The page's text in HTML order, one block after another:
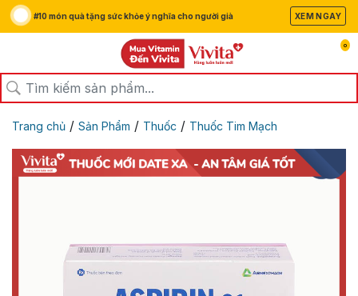
#10 món quà tặng sức khỏe ý nghĩa cho người già XEM NGAY
0
Trang chủ / Sản Phẩm / Thuốc / Thuốc Tim Mạch